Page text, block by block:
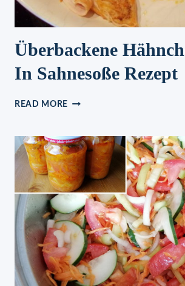
Überbackene
In Sahnesoße Rezept
READ MORE ÜBERBACKENE
SAHNESOSSE R
EZEPT